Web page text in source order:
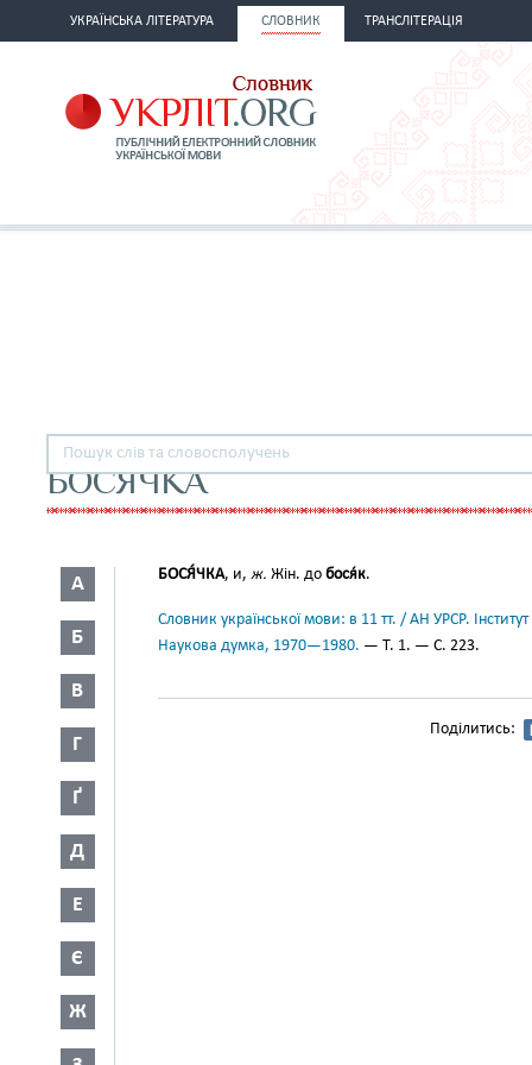
УКРАЇНСЬКА ЛІТЕРАТУРА СЛОВНИК ТРАНСЛІТЕРАЦІЯ
БОСЯЧКА
А
Б
В
Г
Ґ
Д
Е
Є
Ж
БОСЯ́ЧКА, и, ж. Жін. до бося́к.
Словник української мови: в 11 тт. / АН УРСР.
Наукова думка, 1970—1980. — Т. 1. — С. 223.
Поділитись: